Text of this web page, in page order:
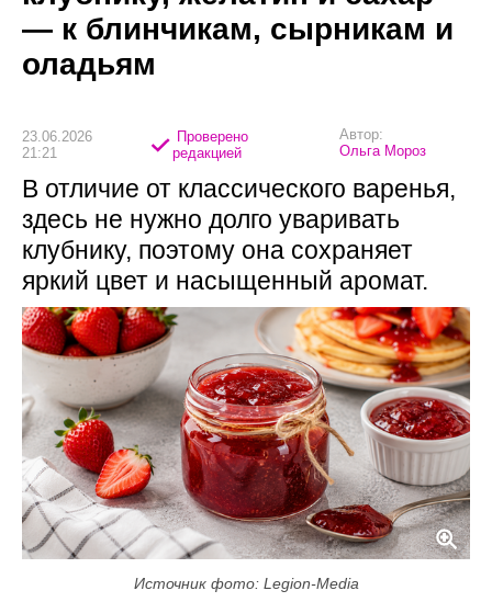
— к блинчикам, сырникам и
оладьям
23.06.2026
21:21
Проверено
редакцией
Автор:
Ольга Мороз
В отличие от классического варенья,
здесь не нужно долго уваривать
клубнику, поэтому она сохраняет
яркий цвет и насыщенный аромат.
Источник фото: Legion-Media